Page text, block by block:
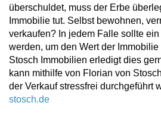
überschuldet, muss der Erbe
Immobilie tut. Selbst bewohnen,
verkaufen? In jedem Falle sollte
werden, um den Wert der
Stosch Immobilien erledigt dies
kann mithilfe von Florian von
der Verkauf stressfrei durchgeführt
stosch.de